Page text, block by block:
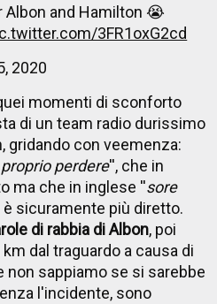
and Hamilton 😭
3FR1oxG2cd
2020
momenti di sconforto
di un team radio durissimo
gridando con veemenza:
perdere'', che in
ma che in inglese ''sore
sicuramente più diretto.
di rabbia di Albon, poi
dal traguardo a causa di
sappiamo se si sarebbe
l'incidente, sono